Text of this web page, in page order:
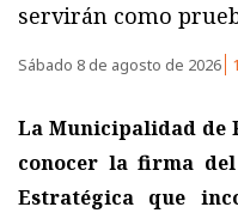
servirán como
Sábado 8 de agosto de 2026
La Municipalidad de
conocer la firma del
Estratégica que